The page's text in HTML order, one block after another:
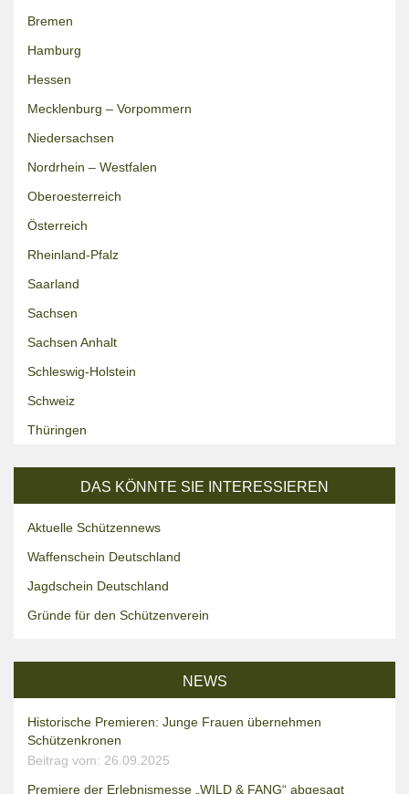
Bremen
Hamburg
Hessen
Mecklenburg – Vorpommern
Niedersachsen
Nordrhein – Westfalen
Oberoesterreich
Österreich
Rheinland-Pfalz
Saarland
Sachsen
Sachsen Anhalt
Schleswig-Holstein
Schweiz
Thüringen
DAS KÖNNTE SIE INTERESSIEREN
Aktuelle Schützennews
Waffenschein Deutschland
Jagdschein Deutschland
Gründe für den Schützenverein
NEWS
Historische Premieren: Junge Frauen übernehmen
Schützenkronen
Beitrag vom: 26.09.2025
Premiere der Erlebnismesse „WILD & FANG“ abgesagt